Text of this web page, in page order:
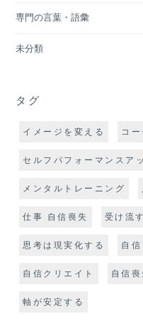
専門の言葉・語彙
未分類
タグ
イメージを変える コ
セルフパフォーマンスア
メンタルトレーニング
仕事 自信喪失 受け流す
思考は現実化する 自信
自信クリエイト 自信喪
軸が安定する